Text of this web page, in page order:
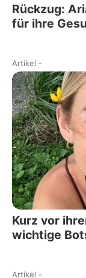
Rückzug:
für ihre
Artikel -
Kurz vor
wichtige
Artikel -